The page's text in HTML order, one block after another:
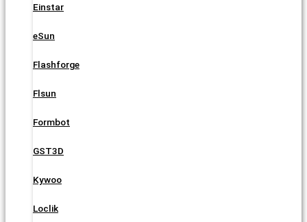
Einstar
eSun
Flashforge
Flsun
Formbot
GST3D
Kywoo
Loclik